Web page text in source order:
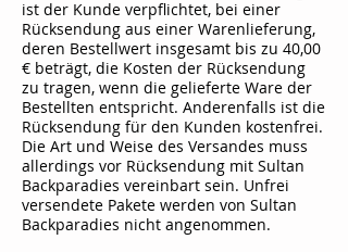
ist der Kunde verpflichtet, bei einer
Rücksendung aus einer Warenlieferung,
deren Bestellwert insgesamt bis zu 40,00
€ beträgt, die Kosten der Rücksendung
zu tragen, wenn die gelieferte Ware der
Bestellten entspricht. Anderenfalls ist die
Rücksendung für den Kunden kostenfrei.
Die Art und Weise des Versandes muss
allerdings vor Rücksendung mit Sultan
Backparadies vereinbart sein. Unfrei
versendete Pakete werden von Sultan
Backparadies nicht angenommen.